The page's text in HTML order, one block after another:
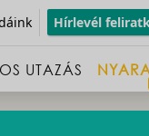
Hírlevél
UTAZÁS